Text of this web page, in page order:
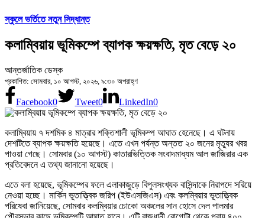
স্কুলে ভর্তিতে নতুন সিদ্ধান্ত
কলাম্বিয়ায় ভূমিকম্পে ব্যাপক ক্ষয়ক্ষতি, মৃত বেড়ে ২০
আন্তর্জাতিক ডেস্ক
প্রকাশিত: সোমবার, ১০ আগস্ট, ২০২৬, ৯:৩০ অপরাহ্ণ
Facebook0 Tweet0 LinkedIn0
কলাম্বিয়ায় ৭ দশমিক ৪ মাত্রার শক্তিশালী ভূমিকম্প আঘাত হেনেছে। এ ঘটনায়
দেশটিতে ব্যাপক ক্ষয়ক্ষতি হয়েছে। এতে এখন পর্যন্ত অন্তত ২০ জনের মৃত্যুর খবর
পাওয়া গেছে। সোমবার (১০ আগস্ট) কাতারভিত্তিক সংবাদমাধ্যম আল জাজিরার এক
প্রতিবেদনে এ তথ্য জানানো হয়েছে।
এতে বলা হয়েছে, ভূমিকম্পের ফলে এলাকাজুড়ে বিপুলসংখ্যক বাসিন্দাকে নিরাপদে সরিয়ে
নেওয়া হচ্ছে। মার্কিন ভূতাত্ত্বিক জরিপ (ইউএসজিএস) এবং কলম্বিয়ার ভূতাত্ত্বিক
পরিষেবা জানিয়েছে, সোমবার কলম্বিয়ার চোকো অঞ্চলের সান হোসে দেল পালমার